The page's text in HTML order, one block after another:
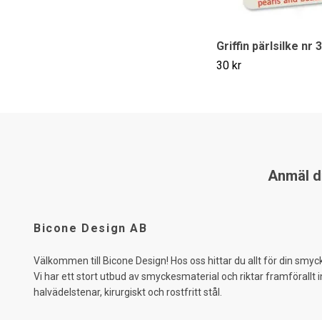
Griffin pärlsilke nr
30 kr
Anmäl
Bicone Design AB
Välkommen till Bicone Design! Hos oss hittar du allt för din
Vi har ett stort utbud av smyckesmaterial och riktar framförallt
halvädelstenar, kirurgiskt och rostfritt stål.